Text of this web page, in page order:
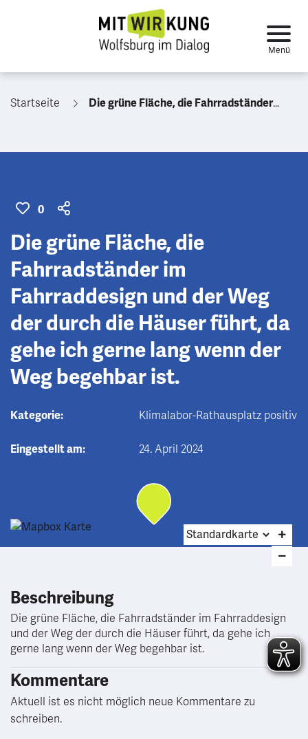
Startseite Die grüne Fläche, die Fahrradständer im Fahrraddesign und der Weg der durch die Häuser führt, da gehe ich gerne lang wenn der Weg begehbar ist.
0
Die grüne Fläche, die
Fahrradständer im
Fahrraddesign und der Weg
der durch die Häuser führt, da
gehe ich gerne lang wenn der
Weg begehbar ist.
Kategorie: Klimalabor-Rathausplatz positiv
Eingestellt am: 24. April 2024
Beschreibung
Die grüne Fläche, die Fahrradständer im Fahrraddesign
und der Weg der durch die Häuser führt, da gehe ich
gerne lang wenn der Weg begehbar ist.
Kommentare
Aktuell ist es nicht möglich neue Kommentare zu
schreiben.